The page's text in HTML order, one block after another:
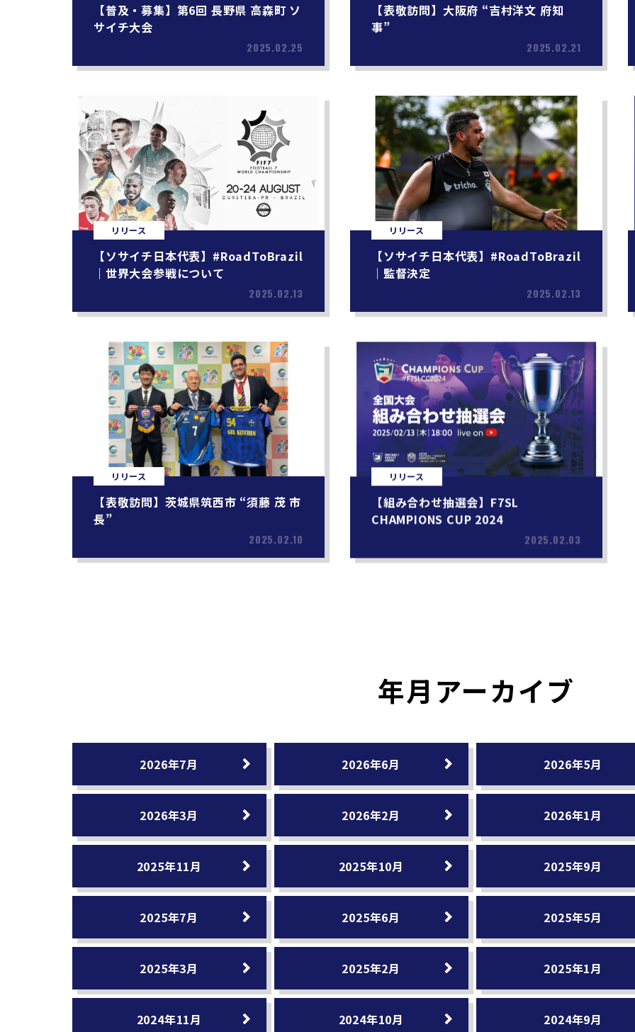
【普及・募集】第6回 長野県 高森町 ソ
サイチ大会
2025.02.25
【表敬訪問】大阪府 “吉村洋文 府知
事”
2025.02.21
リリース
【ソサイチ日本代表】#RoadToBrazil
｜世界大会参戦について
2025.02.13
リリース
【ソサイチ日本代表】#RoadToBrazil
｜監督決定
2025.02.13
リリース
【表敬訪問】茨城県筑西市 “須藤 茂 市
長”
2025.02.10
リリース
【組み合わせ抽選会】F7SL
CHAMPIONS CUP 2024
2025.02.03
年月アーカイブ
2026年7月 2026年6月 2026年5月
2026年3月 2026年2月 2026年1月
2025年11月 2025年10月 2025年9月
2025年7月 2025年6月 2025年5月
2025年3月 2025年2月 2025年1月
2024年11月 2024年10月 2024年9月